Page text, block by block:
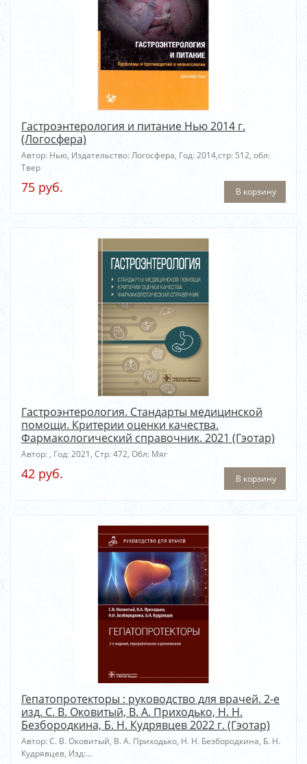
Гастроэнтерология и питание Нью 2014 г.
(Логосфера)
Автор: Нью, Издательство: Логосфера, Год: 2014,стр: 512, обл:
Твер
75 руб. В корзину
Гастроэнтерология. Стандарты медицинской
помощи. Критерии оценки качества.
Фармакологический справочник. 2021 (Гэотар)
Автор: , Год: 2021, Стр: 472, Обл: Мяг
42 руб. В корзину
Гепатопротекторы : руководство для врачей. 2-е
изд. С. В. Оковитый, В. А. Приходько, Н. Н.
Безбородкина, Б. Н. Кудрявцев 2022 г. (Гэотар)
Автор: С. В. Оковитый, В. А. Приходько, Н. Н. Безбородкина, Б. Н.
Кудрявцев, Изд:...